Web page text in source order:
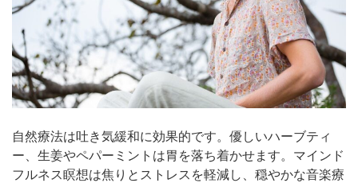
自然療法は吐き気緩和に効果的です。優しいハーブティ
ー、生姜やペパーミントは胃を落ち着かせます。マインド
フルネス瞑想は焦りとストレスを軽減し、穏やかな音楽療